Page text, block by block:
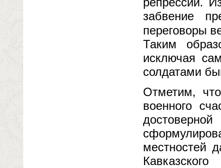
забвение
переговоры
Таким
исключая
солдатами
Отметим,
военного
местностей